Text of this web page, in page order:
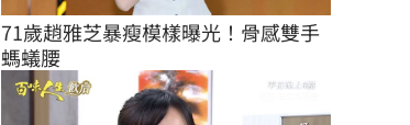
71歲趙雅芝暴瘦模樣曝光！骨感雙手
螞蟻腰